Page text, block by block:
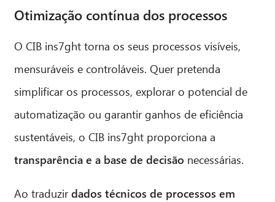
Otimização contínua dos processos
O CIB ins7ght torna os seus processos visíveis,
mensuráveis e controláveis. Quer pretenda
simplificar os processos, explorar o potencial de
automatização ou garantir ganhos de eficiência
sustentáveis, o CIB ins7ght proporciona a
transparência e a base de decisão necessárias.
Ao traduzirdados técnicos de processos em